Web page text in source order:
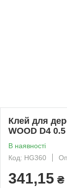
Клей для
WOOD D4
В наявності
Код: HG360
341,15 ₴